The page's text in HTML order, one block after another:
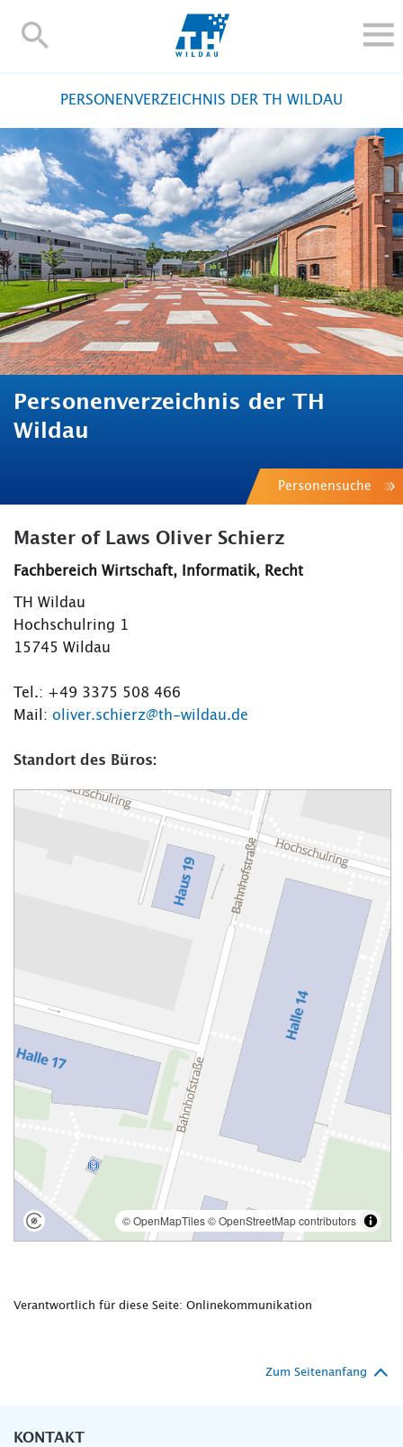
TH-
FORSCHUNG UND TRANSFER
ALUMNI
HOCHSCHULE
INTERNATIONAL
BESCHÄFTIGTE
Blogs Kontakt und Anfahrt Webmail Moodle
TH Online-Portal Personensuche English
PERSONENVERZEICHNIS DER TH WILDAU
Personenverzeichnis der TH
Wildau
Personensuche
Master of Laws Oliver Schierz
Fachbereich Wirtschaft, Informatik, Recht
TH Wildau
Hochschulring 1
15745 Wildau
Tel.: +49 3375 508 466
Mail: oliver.schierz@th-wildau.de
Standort des Büros:
Verantwortlich für diese Seite: Onlinekommunikation
Zum Seitenanfang
KONTAKT